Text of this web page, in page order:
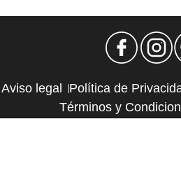
Aviso legal Política de
Términos y